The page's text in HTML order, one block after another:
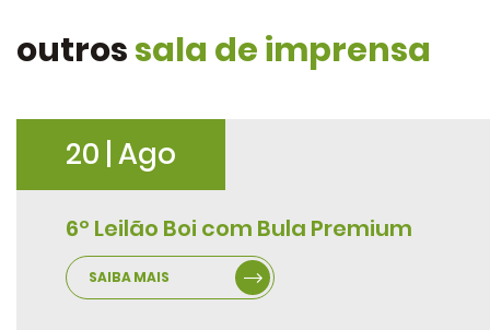
outrossala de imprensa
20 | Ago
6º Leilão Boi com Bula Premium
SAIBA MAIS